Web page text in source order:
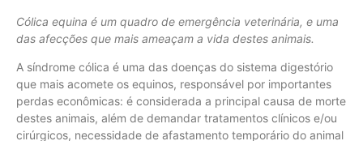
Cólica equina é um quadro de emergência veterinária, e uma
das afecções que mais ameaçam a vida destes animais.
A síndrome cólica é uma das doenças do sistema digestório
que mais acomete os equinos, responsável por importantes
perdas econômicas: é considerada a principal causa de morte
destes animais, além de demandar tratamentos clínicos e/ou
cirúrgicos, necessidade de afastamento temporário do animal